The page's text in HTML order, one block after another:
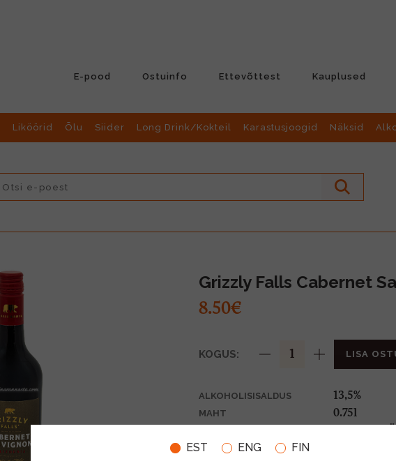
EST ENG FIN
E-pood Ostuinfo Ettevõttest Kauplused
Liköörid Õlu Siider Long Drink/Kokteil Karastusjoogid Näksid
Grizzly Falls Cabernet
8.50€
KOGUS: LISA
ALKOHOLISISALDUS 13,5%
MAHT 0.75l
TOOTE LIIK